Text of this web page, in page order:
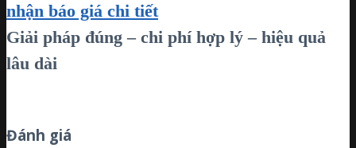
nhận báo giá chi tiết
Giải pháp đúng – chi phí hợp lý – hiệu quả
lâu dài
Đánh giá